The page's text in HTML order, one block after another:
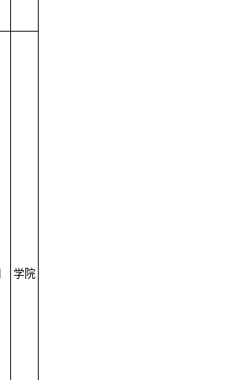
学院